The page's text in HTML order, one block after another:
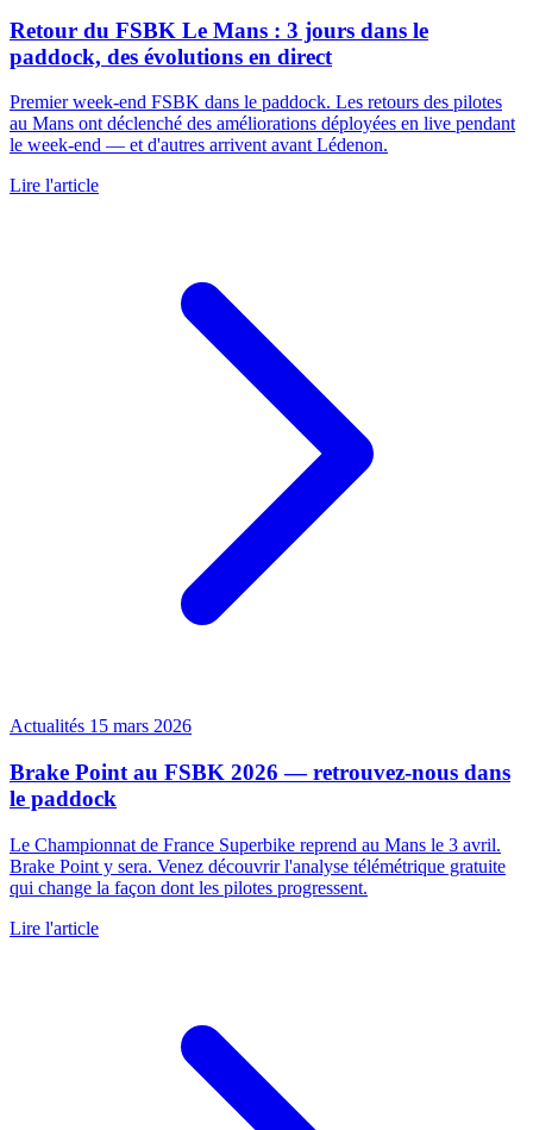
Retour du FSBK Le Mans : 3 jours dans le
paddock, des évolutions en direct
Premier week-end FSBK dans le paddock. Les retours des pilotes
au Mans ont déclenché des améliorations déployées en live pendant
le week-end — et d'autres arrivent avant Lédenon.
Lire l'article
Actualités 15 mars 2026
Brake Point au FSBK 2026 — retrouvez-nous dans
le paddock
Le Championnat de France Superbike reprend au Mans le 3 avril.
Brake Point y sera. Venez découvrir l'analyse télémétrique gratuite
qui change la façon dont les pilotes progressent.
Lire l'article